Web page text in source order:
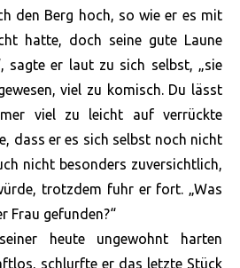
den Berg hoch, so wie er es mit
hatte, doch seine gute Laune
sagte er laut zu sich selbst, „sie
viel zu komisch. Du lässt
viel zu leicht auf verrückte
dass er es sich selbst noch nicht
nicht besonders zuversichtlich,
trotzdem fuhr er fort. „Was
Frau gefunden?“
heute ungewohnt harten
schlurfte er das letzte Stück